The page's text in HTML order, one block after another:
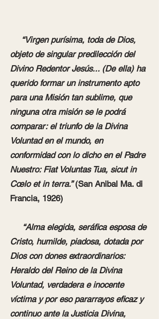
“Virgen purísima, toda de Dios,
objeto de singular predilección del
Divino Redentor Jesús... (De ella) ha
querido formar un instrumento apto
para una Misión tan sublime, que
ninguna otra misión se le podrá
comparar: el triunfo de la Divina
Voluntad en el mundo, en
conformidad con lo dicho en el Padre
Nuestro: Fiat Voluntas Tua, sicut in
Cœlo et in terra.”(San Anibal Ma. di
Francia, 1926)
“Alma elegida, seráfica esposa de
Cristo, humilde, piadosa, dotada por
Dios con dones extraordinarios:
Heraldo del Reino de la Divina
Voluntad, verdadera e inocente
víctima y por eso pararrayos eficaz y
continuo ante la Justicia Divina,